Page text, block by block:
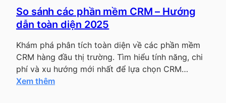
So sánh các phần mềm CRM – Hướng
dẫn toàn diện 2025
Khám phá phân tích toàn diện về các phần mềm
CRM hàng đầu thị trường. Tìm hiểu tính năng, chi
phí và xu hướng mới nhất để lựa chọn CRM…
Xem thêm: